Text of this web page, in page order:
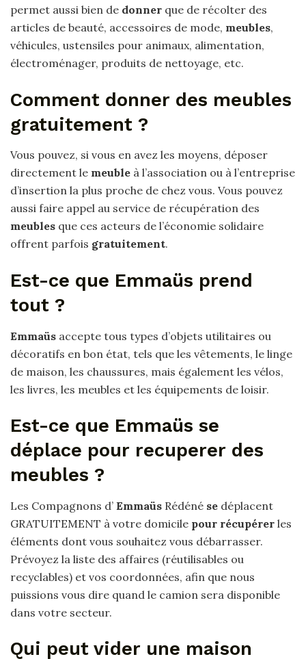
permet aussi bien de donner que de récolter des
articles de beauté, accessoires de mode, meubles,
véhicules, ustensiles pour animaux, alimentation,
électroménager, produits de nettoyage, etc.
Comment donner des meubles
gratuitement ?
Vous pouvez, si vous en avez les moyens, déposer
directement le meuble à l’association ou à l’entreprise
d’insertion la plus proche de chez vous. Vous pouvez
aussi faire appel au service de récupération des
meubles que ces acteurs de l’économie solidaire
offrent parfois gratuitement.
Est-ce que Emmaüs prend
tout ?
Emmaüs accepte tous types d’objets utilitaires ou
décoratifs en bon état, tels que les vêtements, le linge
de maison, les chaussures, mais également les vélos,
les livres, les meubles et les équipements de loisir.
Est-ce que Emmaüs se
déplace pour recuperer des
meubles ?
Les Compagnons d’ Emmaüs Rédéné se déplacent
GRATUITEMENT à votre domicile pour récupérer les
éléments dont vous souhaitez vous débarrasser.
Prévoyez la liste des affaires (réutilisables ou
recyclables) et vos coordonnées, afin que nous
puissions vous dire quand le camion sera disponible
dans votre secteur.
Qui peut vider une maison